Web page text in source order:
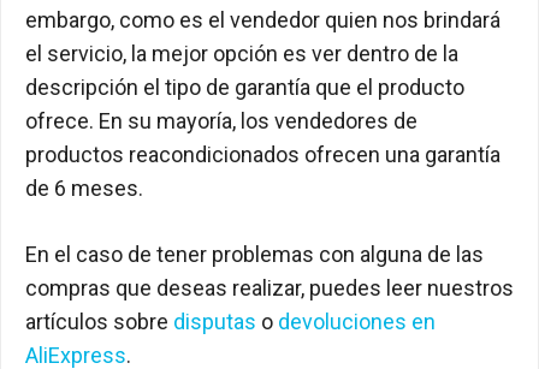
embargo, como es el vendedor quien nos brindará
el servicio, la mejor opción es ver dentro de la
descripción el tipo de garantía que el producto
ofrece. En su mayoría, los vendedores de
productos reacondicionados ofrecen una garantía
de 6 meses.
En el caso de tener problemas con alguna de las
compras que deseas realizar, puedes leer nuestros
artículos sobre disputas o devoluciones en
AliExpress.